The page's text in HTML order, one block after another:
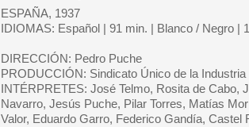
ESPAÑA, 1937
IDIOMAS: Español | 91 min. | Blanco / Negro |
DIRECCIÓN: Pedro Puche
PRODUCCIÓN: Sindicato Único de la
INTÉRPRETES: José Telmo, Rosita de Cabo,
Navarro, Jesús Puche, Pilar Torres, Matías
Valor, Eduardo Garro, Federico Gandía, Castel